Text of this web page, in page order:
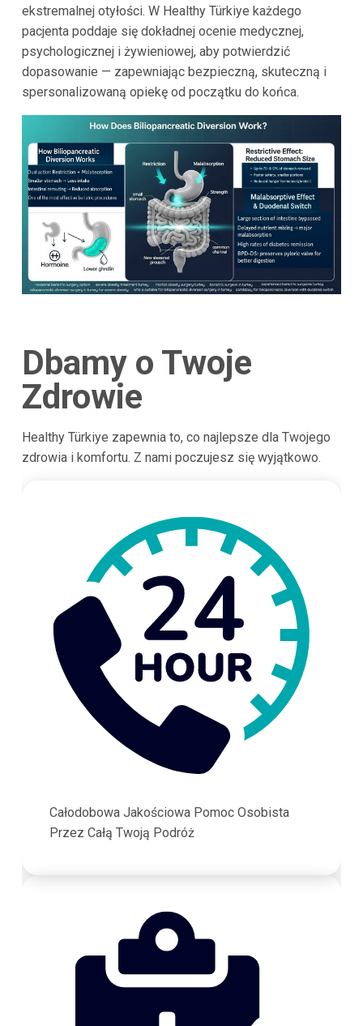
ekstremalnej otyłości. W Healthy Türkiye każdego
pacjenta poddaje się dokładnej ocenie medycznej,
psychologicznej i żywieniowej, aby potwierdzić
dopasowanie — zapewniając bezpieczną, skuteczną i
spersonalizowaną opiekę od początku do końca.
Dbamy o Twoje
Zdrowie
Healthy Türkiye zapewnia to, co najlepsze dla Twojego
zdrowia i komfortu. Z nami poczujesz się wyjątkowo.
Całodobowa Jakościowa Pomoc Osobista
Przez Całą Twoją Podróż